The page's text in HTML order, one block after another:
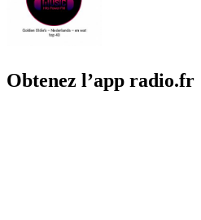
Obtenez l’app